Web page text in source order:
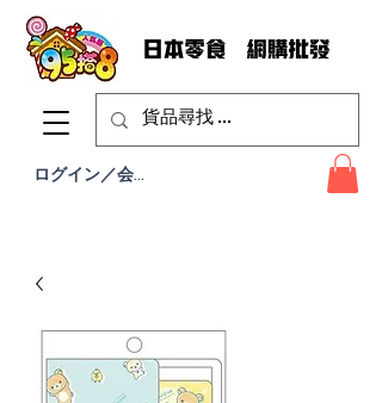
ログイン／会員登録